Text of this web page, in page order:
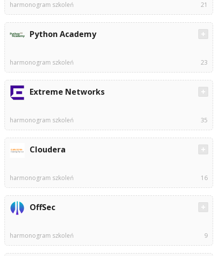
harmonogram szkoleń 21
Python Academy
harmonogram szkoleń 23
Extreme Networks
harmonogram szkoleń 35
Cloudera
harmonogram szkoleń 16
OffSec
harmonogram szkoleń 9